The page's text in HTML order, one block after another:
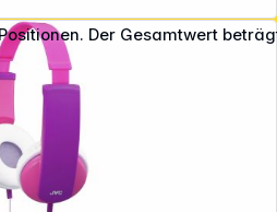
Der Gesamtwert
des Herstellers /
zzgl. 19% Mwst.
Mehrwertsteuer zzgl.